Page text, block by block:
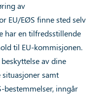
av
EU/EØS finne sted selv
har en tilfredsstillende
til EU-kommisjonen.
av dine
samt
bestemmelser, inngår